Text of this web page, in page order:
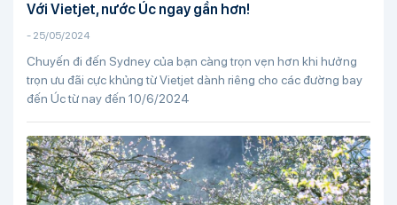
Với Vietjet, nước Úc ngay gần hơn!
- 25/05/2024
Chuyến đi đến Sydney của bạn càng trọn vẹn hơn khi hưởng
trọn ưu đãi cực khủng từ Vietjet dành riêng cho các đường bay
đến Úc từ nay đến 10/6/2024